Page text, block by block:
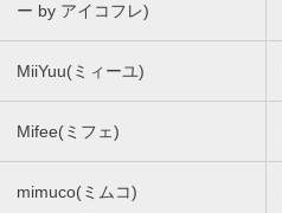
ー by アイコフレ)
MiiYuu(ミィーユ)
Mifee(ミフェ)
mimuco(ミムコ)